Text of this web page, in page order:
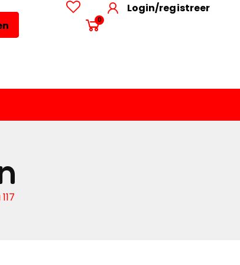
0
Login/registreer